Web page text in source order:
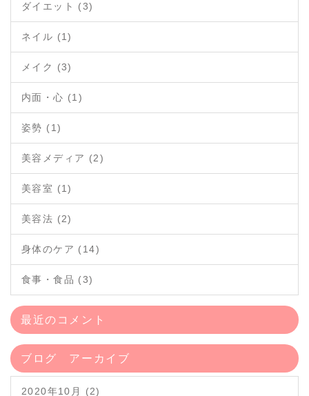
ダイエット (3)
ネイル (1)
メイク (3)
内面・心 (1)
姿勢 (1)
美容メディア (2)
美容室 (1)
美容法 (2)
身体のケア (14)
食事・食品 (3)
最近のコメント
ブログ アーカイブ
2020年10月 (2)